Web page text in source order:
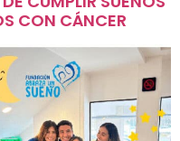
CON CÁNCER